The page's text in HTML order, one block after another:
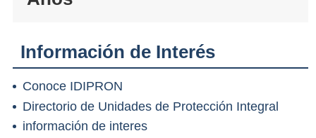
Información de Interés
Conoce IDIPRON
Directorio de Unidades de Protección Integral
información de interes